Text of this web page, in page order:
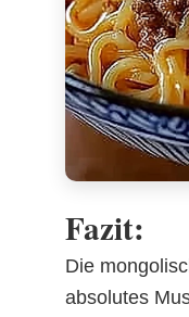
Fazit:
Die
absolutes